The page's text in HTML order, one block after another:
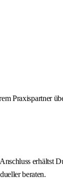
Praxispartner
erhältst
beraten.